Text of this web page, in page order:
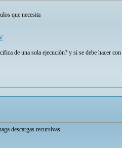
que necesita
de una sola ejecución? y si se debe hacer
descargas recursivas.